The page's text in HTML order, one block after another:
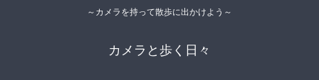
～カメラを持って散歩に出かけよう～
カメラと歩く日々